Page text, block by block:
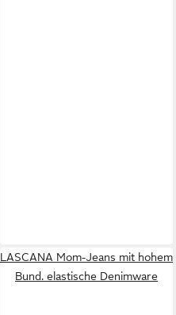
LASCANA Mom-Jeans mit hohem
Bund. elastische Denimware